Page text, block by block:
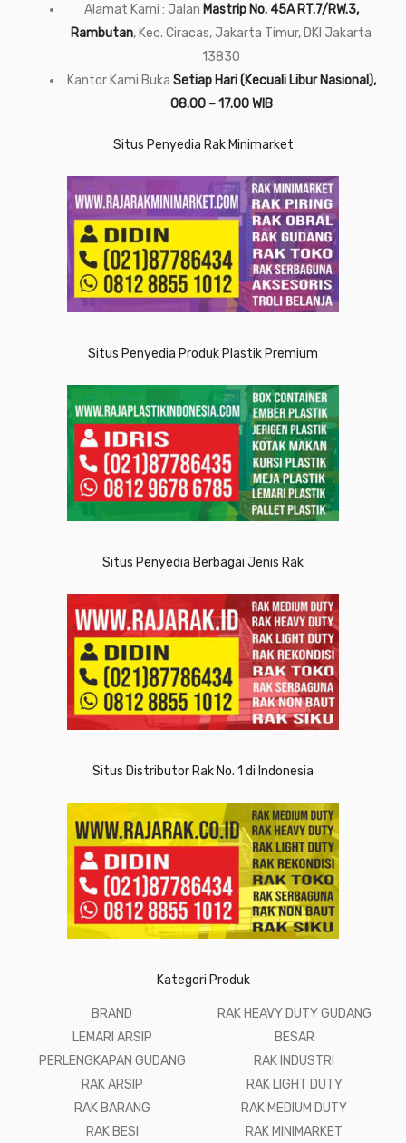
Alamat Kami : Jalan Mastrip No. 45A RT.7/RW.3,
Rambutan, Kec. Ciracas, Jakarta Timur, DKI Jakarta
13830
Kantor Kami Buka Setiap Hari (Kecuali Libur Nasional),
08.00 – 17.00 WIB
Situs Penyedia Rak Minimarket
Situs Penyedia Produk Plastik Premium
Situs Penyedia Berbagai Jenis Rak
Situs Distributor Rak No. 1 di Indonesia
Kategori Produk
BRAND
LEMARI ARSIP
PERLENGKAPAN GUDANG
RAK ARSIP
RAK BARANG
RAK BESI
RAK HEAVY DUTY GUDANG
BESAR
RAK INDUSTRI
RAK LIGHT DUTY
RAK MEDIUM DUTY
RAK MINIMARKET